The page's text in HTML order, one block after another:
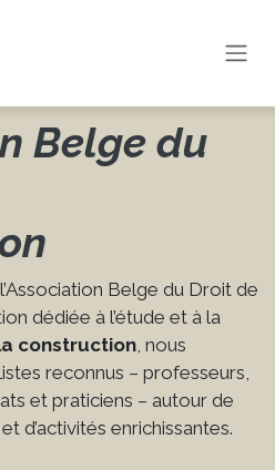
Belge du
Belge du Droit de
dédiée à l’étude et à la
construction, nous
reconnus – professeurs,
et praticiens – autour de
d’activités enrichissantes.